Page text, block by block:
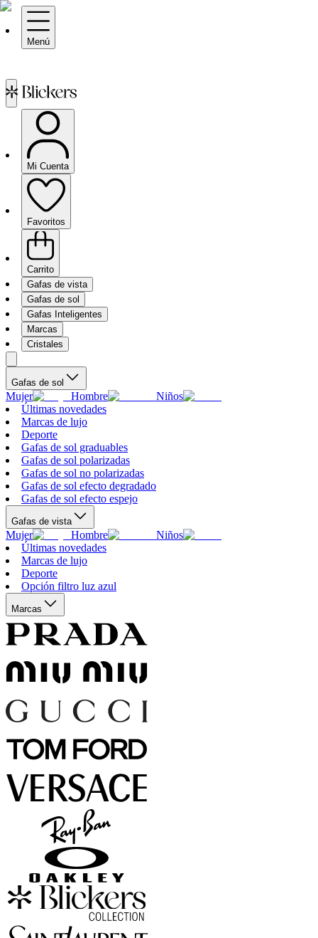
Menú
Mi Cuenta
Favoritos
Carrito
Gafas de vista
Gafas de sol
Gafas Inteligentes
Marcas
Cristales
Gafas de sol
Mujer Hombre
Niños
Últimas novedades
Marcas de lujo
Deporte
Gafas de sol graduables
Gafas de sol polarizadas
Gafas de sol no polarizadas
Gafas de sol efecto degradado
Gafas de sol efecto espejo
Gafas de vista
Mujer Hombre
Niños
Últimas novedades
Marcas de lujo
Deporte
Opción filtro luz azul
Marcas